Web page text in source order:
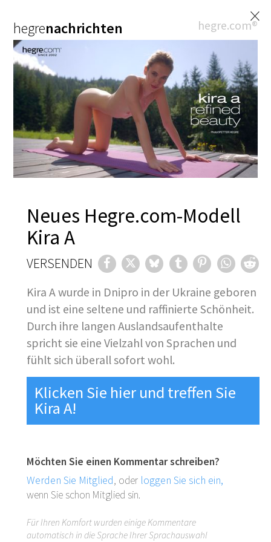
×
hegrenachrichten hegre.com®
Neues Hegre.com-Modell
Kira A
VERSENDEN
Kira A wurde in Dnipro in der Ukraine geboren
und ist eine seltene und raffinierte Schönheit.
Durch ihre langen Auslandsaufenthalte
spricht sie eine Vielzahl von Sprachen und
fühlt sich überall sofort wohl.
Klicken Sie hier und treffen Sie
Kira A!
Möchten Sie einen Kommentar schreiben?
Werden Sie Mitglied, oder loggen Sie sich ein,
wenn Sie schon Mitglied sin.
Für Ihren Komfort wurden einige Kommentare
automatisch in die Sprache Ihrer Sprachauswahl